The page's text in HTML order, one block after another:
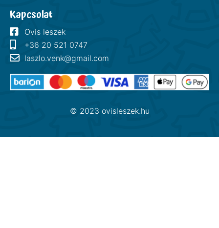
Kapcsolat
Ovis leszek
+36 20 521 0747
laszlo.venk@gmail.com
© 2023 ovisleszek.hu